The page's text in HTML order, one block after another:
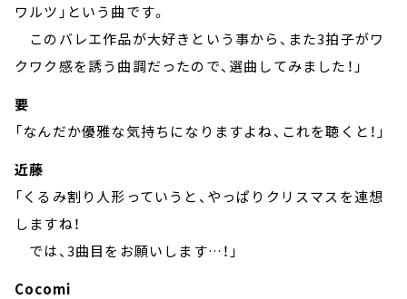
ワルツ」という曲です。
このバレエ作品が大好きという事から、また3拍子がワ
クワク感を誘う曲調だったので、選曲してみました！」
要
「なんだか優雅な気持ちになりますよね、これを聴くと！」
近藤
「くるみ割り人形っていうと、やっぱりクリスマスを連想
しますね！
では、3曲目をお願いします…！」
Cocomi